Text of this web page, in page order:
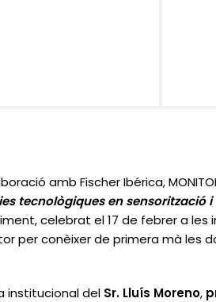
amb Fischer Ibérica,
tecnològiques en
celebrat el 17 de febrer a
per conèixer de primera mà les
institucional del Sr. Lluís Moreno,